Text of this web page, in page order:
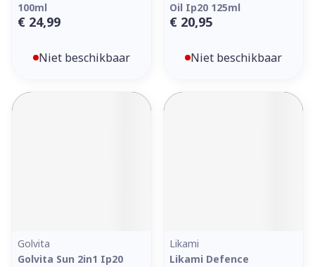
100ml
€ 24,99
Niet beschikbaar
Oil Ip20 125ml
€ 20,95
Niet beschikbaar
Golvita
Golvita Sun 2in1 Ip20
Likami
Likami Defence